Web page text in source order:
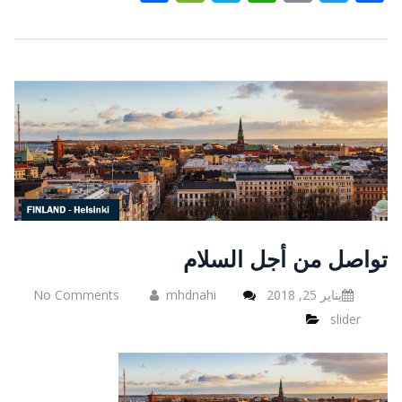
تواصل من أجل السلام
يناير 25, 2018 No Comments
mhdnahi
slider